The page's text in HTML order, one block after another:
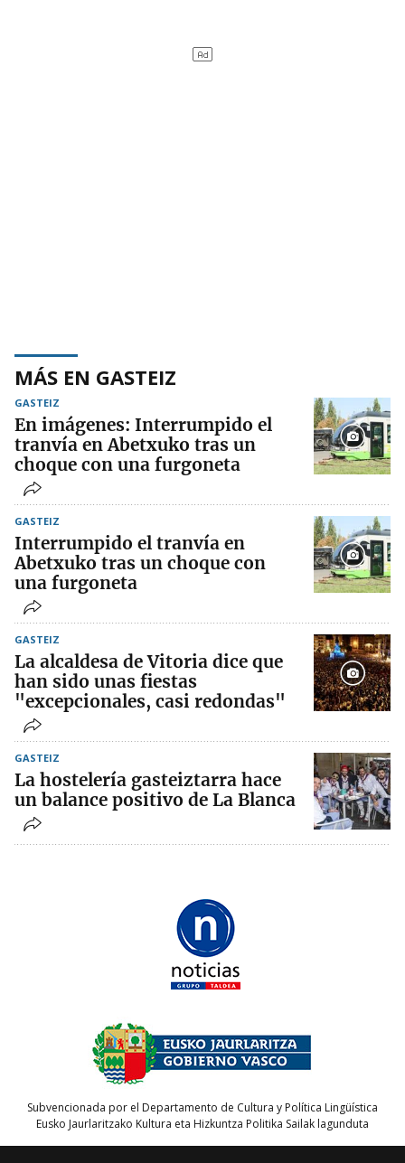
MÁS EN GASTEIZ
GASTEIZ
En imágenes: Interrumpido el
tranvía en Abetxuko tras un
choque con una furgoneta
GASTEIZ
Interrumpido el tranvía en
Abetxuko tras un choque con
una furgoneta
GASTEIZ
La alcaldesa de Vitoria dice que
han sido unas fiestas
"excepcionales, casi redondas"
GASTEIZ
La hostelería gasteiztarra hace
un balance positivo de La Blanca
Subvencionada por el Departamento de Cultura y Política Lingüística
Eusko Jaurlaritzako Kultura eta Hizkuntza Politika Sailak lagunduta